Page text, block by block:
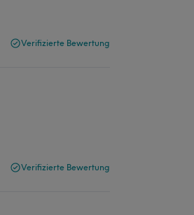
Verifizierte Bewertung
Verifizierte Bewertung